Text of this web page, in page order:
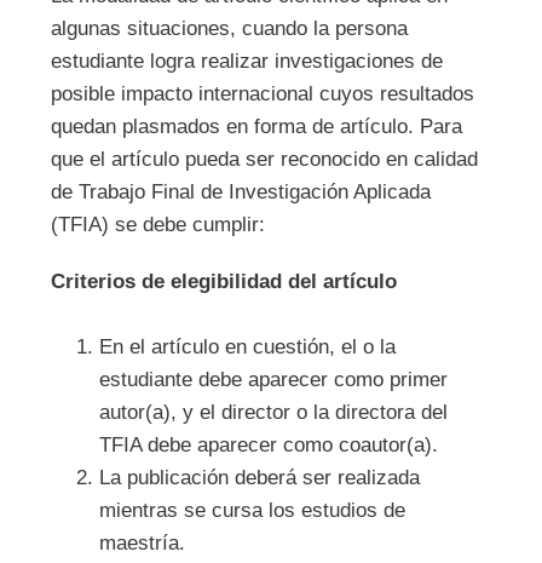
algunas situaciones, cuando la persona
estudiante logra realizar investigaciones de
posible impacto internacional cuyos resultados
quedan plasmados en forma de artículo. Para
que el artículo pueda ser reconocido en calidad
de Trabajo Final de Investigación Aplicada
(TFIA) se debe cumplir:
Criterios de elegibilidad del artículo
En el artículo en cuestión, el o la
estudiante debe aparecer como primer
autor(a), y el director o la directora del
TFIA debe aparecer como coautor(a).
La publicación deberá ser realizada
mientras se cursa los estudios de
maestría.